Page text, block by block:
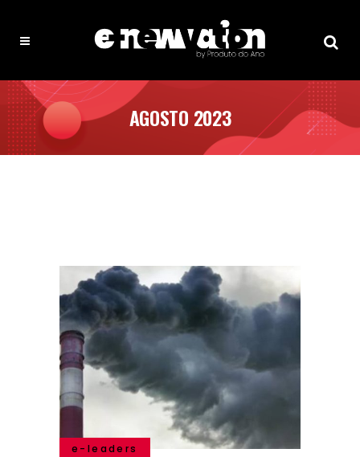
AGOSTO 2023
e-leaders